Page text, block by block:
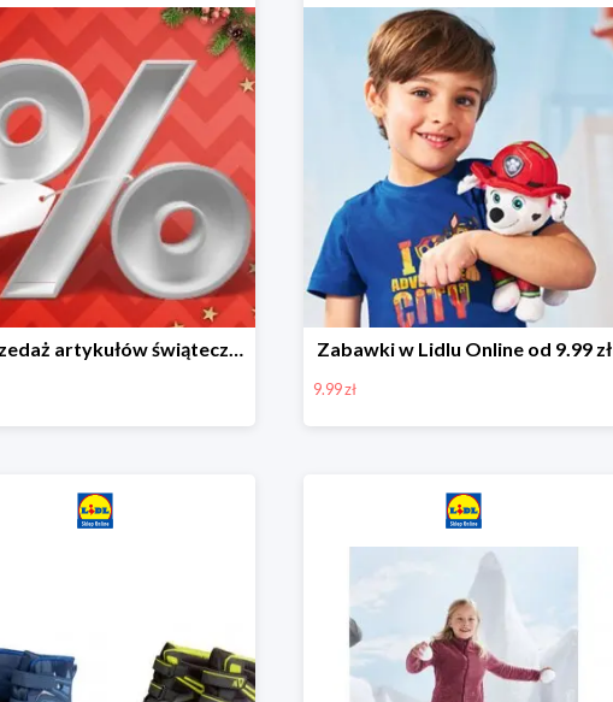
Wyprzedaż artykułów świątecznych w Lidlu Online Zabawki w Lidlu Online od 9.99 zł
9.99 zł